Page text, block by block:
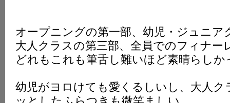
オープニングの第一部、幼児・ジュニア
大人クラスの第三部、全員でのフィナー
どれもこれも筆舌し難いほど素晴らしか
幼児がヨロけても愛くるしいし、大人ク